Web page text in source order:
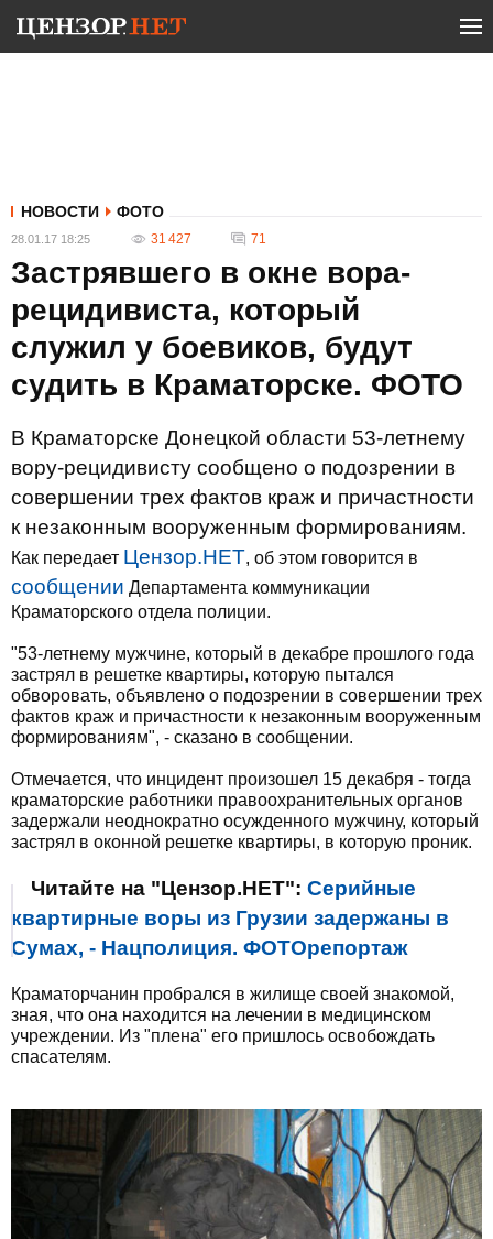
НОВОСТИ ФОТО
28.01.17 18:25 31 427 71
Застрявшего в окне вора-
рецидивиста, который
служил у боевиков, будут
судить в Краматорске. ФОТО
В Краматорске Донецкой области 53-летнему
вору-рецидивисту сообщено о подозрении в
совершении трех фактов краж и причастности
к незаконным вооруженным формированиям.
Как передает Цензор.НЕТ, об этом говорится в
сообщении Департамента коммуникации
Краматорского отдела полиции.
"53-летнему мужчине, который в декабре прошлого года
застрял в решетке квартиры, которую пытался
обворовать, объявлено о подозрении в совершении трех
фактов краж и причастности к незаконным вооруженным
формированиям", - сказано в сообщении.
Отмечается, что инцидент произошел 15 декабря - тогда
краматорские работники правоохранительных органов
задержали неоднократно осужденного мужчину, который
застрял в оконной решетке квартиры, в которую проник.
Читайте на "Цензор.НЕТ": Серийные
квартирные воры из Грузии задержаны в
Сумах, - Нацполиция. ФОТОрепортаж
Краматорчанин пробрался в жилище своей знакомой,
зная, что она находится на лечении в медицинском
учреждении. Из "плена" его пришлось освобождать
спасателям.